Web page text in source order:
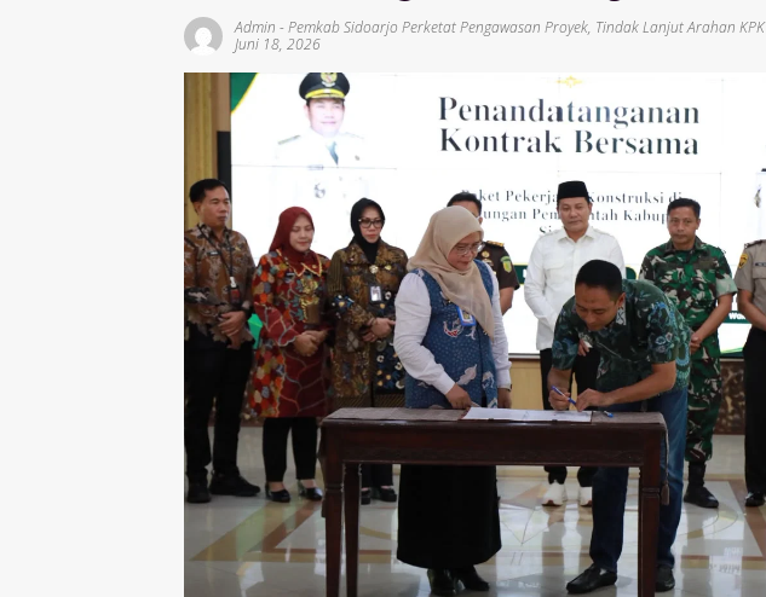
Admin -Pemkab Sidoarjo Perketat Pengawasan Proyek, Tindak Lanjut Arahan KPK
Juni 18, 2026